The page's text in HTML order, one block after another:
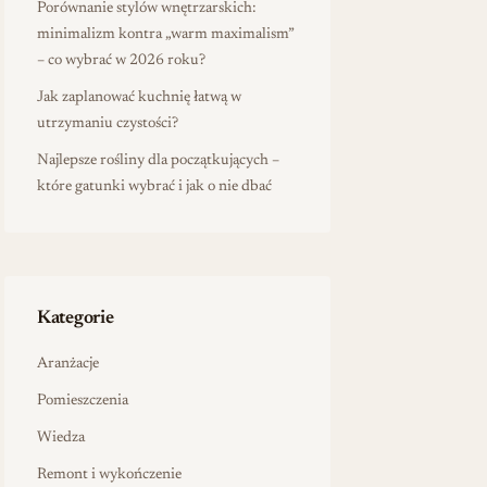
Porównanie stylów wnętrzarskich:
minimalizm kontra „warm maximalism”
– co wybrać w 2026 roku?
Jak zaplanować kuchnię łatwą w
utrzymaniu czystości?
Najlepsze rośliny dla początkujących –
które gatunki wybrać i jak o nie dbać
Kategorie
Aranżacje
Pomieszczenia
Wiedza
Remont i wykończenie